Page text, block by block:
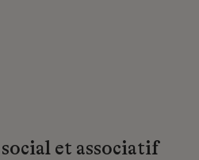
et associatif